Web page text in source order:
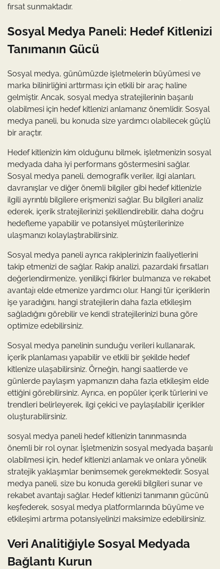
fırsat sunmaktadır.
Sosyal Medya Paneli: Hedef Kitlenizi
Tanımanın Gücü
Sosyal medya, günümüzde işletmelerin büyümesi ve
marka bilinirliğini arttırması için etkili bir araç haline
gelmiştir. Ancak, sosyal medya stratejilerinin başarılı
olabilmesi için hedef kitlenizi anlamanız önemlidir. Sosyal
medya paneli, bu konuda size yardımcı olabilecek güçlü
bir araçtır.
Hedef kitlenizin kim olduğunu bilmek, işletmenizin sosyal
medyada daha iyi performans göstermesini sağlar.
Sosyal medya paneli, demografik veriler, ilgi alanları,
davranışlar ve diğer önemli bilgiler gibi hedef kitlenizle
ilgili ayrıntılı bilgilere erişmenizi sağlar. Bu bilgileri analiz
ederek, içerik stratejilerinizi şekillendirebilir, daha doğru
hedefleme yapabilir ve potansiyel müşterilerinize
ulaşmanızı kolaylaştırabilirsiniz.
Sosyal medya paneli ayrıca rakiplerinizin faaliyetlerini
takip etmenizi de sağlar. Rakip analizi, pazardaki fırsatları
değerlendirmenize, yenilikçi fikirler bulmanıza ve rekabet
avantajı elde etmenize yardımcı olur. Hangi tür içeriklerin
işe yaradığını, hangi stratejilerin daha fazla etkileşim
sağladığını görebilir ve kendi stratejilerinizi buna göre
optimize edebilirsiniz.
Sosyal medya panelinin sunduğu verileri kullanarak,
içerik planlaması yapabilir ve etkili bir şekilde hedef
kitlenize ulaşabilirsiniz. Örneğin, hangi saatlerde ve
günlerde paylaşım yapmanızın daha fazla etkileşim elde
ettiğini görebilirsiniz. Ayrıca, en popüler içerik türlerini ve
trendleri belirleyerek, ilgi çekici ve paylaşılabilir içerikler
oluşturabilirsiniz.
sosyal medya paneli hedef kitlenizin tanınmasında
önemli bir rol oynar. İşletmenizin sosyal medyada başarılı
olabilmesi için, hedef kitlenizi anlamak ve onlara yönelik
stratejik yaklaşımlar benimsemek gerekmektedir. Sosyal
medya paneli, size bu konuda gerekli bilgileri sunar ve
rekabet avantajı sağlar. Hedef kitlenizi tanımanın gücünü
keşfederek, sosyal medya platformlarında büyüme ve
etkileşimi artırma potansiyelinizi maksimize edebilirsiniz.
Veri Analitiğiyle Sosyal Medyada
Bağlantı Kurun